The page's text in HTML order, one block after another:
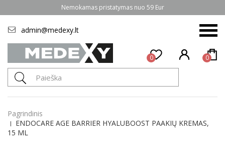
Nemokamas pristatymas nuo 59 Eur
admin@medexy.lt
0 0
Pagrindinis
ENDOCARE AGE BARRIER HYALUBOOST PAAKIŲ KREMAS,
15 ML